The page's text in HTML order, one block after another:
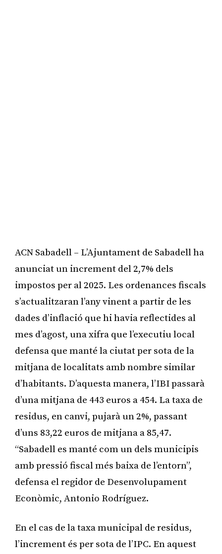
ACN Sabadell – L’Ajuntament de Sabadell ha
anunciat un increment del 2,7% dels
impostos per al 2025. Les ordenances fiscals
s’actualitzaran l’any vinent a partir de les
dades d’inflació que hi havia reflectides al
mes d’agost, una xifra que l’executiu local
defensa que manté la ciutat per sota de la
mitjana de localitats amb nombre similar
d’habitants. D’aquesta manera, l’IBI passarà
d’una mitjana de 443 euros a 454. La taxa de
residus, en canvi, pujarà un 2%, passant
d’uns 83,22 euros de mitjana a 85,47.
“Sabadell es manté com un dels municipis
amb pressió fiscal més baixa de l’entorn”,
defensa el regidor de Desenvolupament
Econòmic, Antonio Rodríguez.
En el cas de la taxa municipal de residus,
l’increment és per sota de l’IPC. En aquest